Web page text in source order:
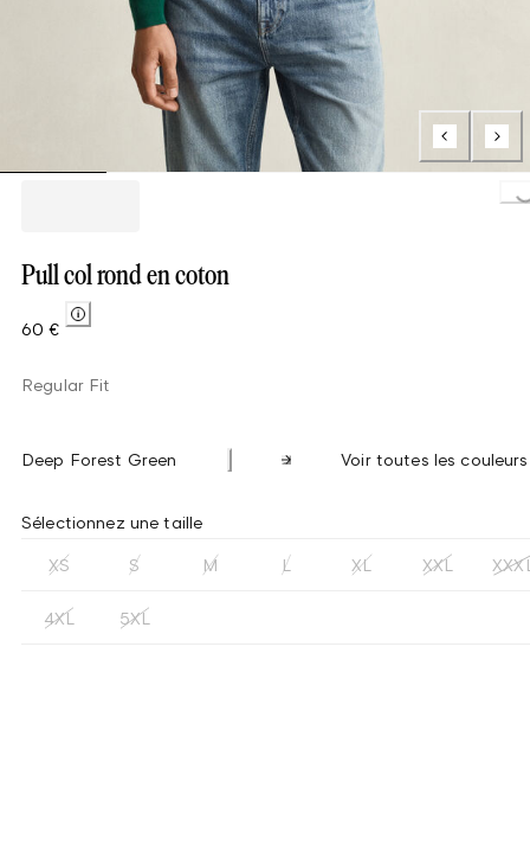
Loading...
Pull col rond en coton
60 €
Regular Fit
Deep Forest Green Voir toutes les couleurs
Sélectionnez une taille
XS S M L XL XXL
4XL 5XL